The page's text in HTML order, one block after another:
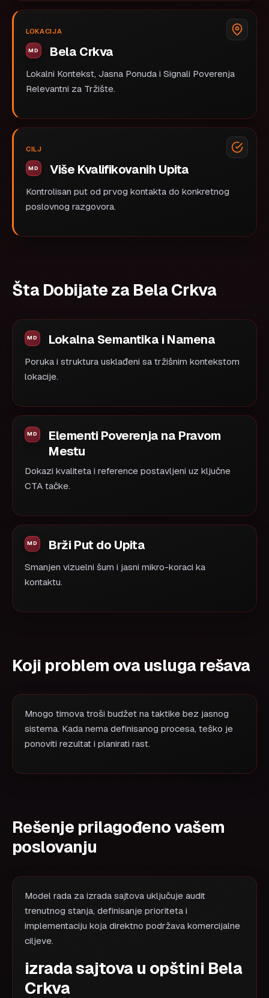
LOKACIJA
Bela Crkva
Lokalni Kontekst, Jasna Ponuda i Signali Poverenja
Relevantni za Tržište.
CILJ
Više Kvalifikovanih Upita
Kontrolisan put od prvog kontakta do konkretnog
poslovnog razgovora.
Šta Dobijate za Bela Crkva
Lokalna Semantika i Namena
Poruka i struktura usklađeni sa tržišnim kontekstom
lokacije.
Elementi Poverenja na Pravom
Mestu
Dokazi kvaliteta i reference postavljeni uz ključne
CTA tačke.
Brži Put do Upita
Smanjen vizuelni šum i jasni mikro-koraci ka
kontaktu.
Koji problem ova usluga rešava
Mnogo timova troši budžet na taktike bez jasnog
sistema. Kada nema definisanog procesa, teško je
ponoviti rezultat i planirati rast.
Rešenje prilagođeno vašem
poslovanju
Model rada za izrada sajtova uključuje audit
trenutnog stanja, definisanje prioriteta i
implementaciju koja direktno podržava komercijalne
ciljeve.
izrada sajtova u opštini Bela
Crkva